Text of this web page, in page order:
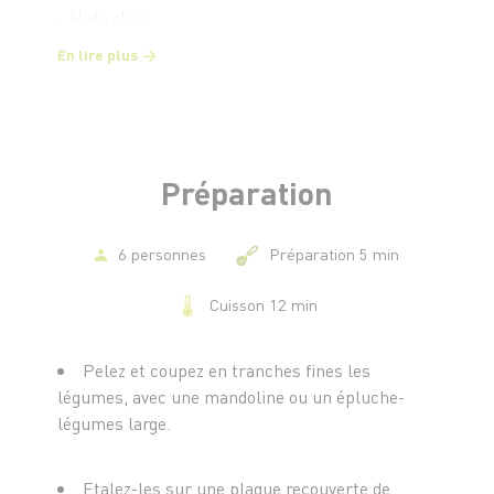
En lire plus
Préparation
6 personnes Préparation 5 min
Cuisson 12 min
Pelez et coupez en tranches fines les
légumes, avec une mandoline ou un épluche-
légumes large.
Etalez-les sur une plaque recouverte de